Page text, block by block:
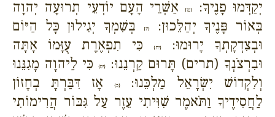
יְקַדְּמוּ פָנֶיךָ:
{טז}אַשְׁרֵי הָעָם יוֹדְעֵי תְרוּעָה יְהוָה
בְּאוֹר פָּנֶיךָ יְהַלֵּכוּן:{יז}
בְּשִׁמְךָ יְגִילוּן כָּל הַיּוֹם
וּבְצִדְקָתְךָ יָרוּמוּ:
{יח}
כִּי תִפְאֶרֶת עֻזָּמוֹ אָתָּה
וּבִרְצֹנְךָ (תרים) תָּרוּם קַרְנֵנוּ:
{יט}
כִּי לַיהוָה מָגִנֵּנוּ
וְלִקְדוֹשׁ יִשְׂרָאֵל מַלְכֵּנוּ:{כ}
אָז דִּבַּרְתָּ בְחָזוֹן
לַחֲסִידֶיךָ וַתֹּאמֶר שִׁוִּיתִי עֵזֶר עַל גִּבּוֹר הֲרִימוֹתִי